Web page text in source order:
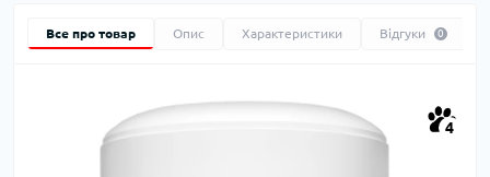
Все про товар Опис Характеристики Відгуки 0
4